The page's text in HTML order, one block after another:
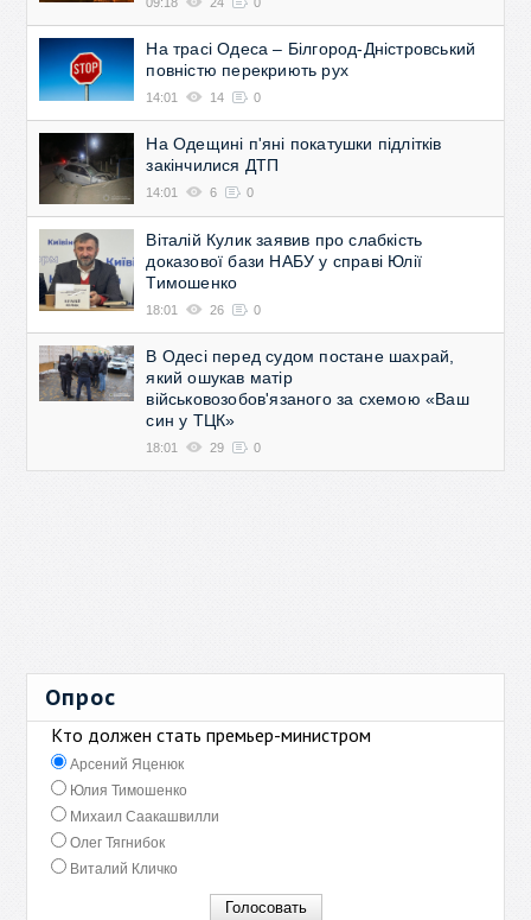
На трасі Одеса – Білгород-Дністровський
повністю перекриють рух
14:01 14 0
На Одещині п'яні покатушки підлітків
закінчилися ДТП
14:01 6 0
Віталій Кулик заявив про слабкість
доказової бази НАБУ у справі Юлії
Тимошенко
18:01 26 0
В Одесі перед судом постане шахрай,
який ошукав матір
військовозобов'язаного за схемою «Ваш
син у ТЦК»
18:01 29 0
Опрос
Кто должен стать премьер-министром
Арсений Яценюк
Юлия Тимошенко
Михаил Саакашвилли
Олег Тягнибок
Виталий Кличко